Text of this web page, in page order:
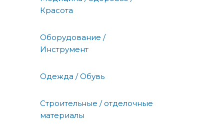
Красота
Оборудование /
Инструмент
Одежда / Обувь
Строительные / отделочные
материалы